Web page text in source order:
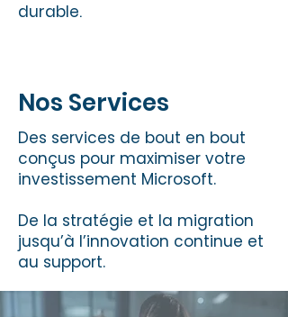
durable.
Nos Services
Des services de bout en bout
conçus pour maximiser votre
investissement Microsoft.
De la stratégie et la migration
jusqu’à l’innovation continue et
au support.